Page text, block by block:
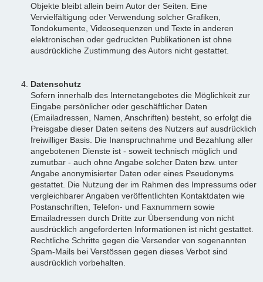
Objekte bleibt allein beim Autor der Seiten. Eine
Vervielfältigung oder Verwendung solcher Grafiken,
Tondokumente, Videosequenzen und Texte in anderen
elektronischen oder gedruckten Publikationen ist ohne
ausdrückliche Zustimmung des Autors nicht gestattet.
Datenschutz
Sofern innerhalb des Internetangebotes die Möglichkeit zur
Eingabe persönlicher oder geschäftlicher Daten
(Emailadressen, Namen, Anschriften) besteht, so erfolgt die
Preisgabe dieser Daten seitens des Nutzers auf ausdrücklich
freiwilliger Basis. Die Inanspruchnahme und Bezahlung aller
angebotenen Dienste ist - soweit technisch möglich und
zumutbar - auch ohne Angabe solcher Daten bzw. unter
Angabe anonymisierter Daten oder eines Pseudonyms
gestattet. Die Nutzung der im Rahmen des Impressums oder
vergleichbarer Angaben veröffentlichten Kontaktdaten wie
Postanschriften, Telefon- und Faxnummern sowie
Emailadressen durch Dritte zur Übersendung von nicht
ausdrücklich angeforderten Informationen ist nicht gestattet.
Rechtliche Schritte gegen die Versender von sogenannten
Spam-Mails bei Verstössen gegen dieses Verbot sind
ausdrücklich vorbehalten.